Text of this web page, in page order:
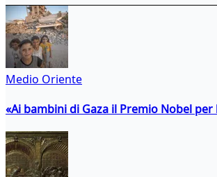
Medio Oriente
«Ai bambini di Gaza il Premio Nobel per